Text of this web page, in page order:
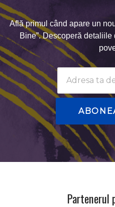
Află primul când apare un
Bine”. Descoperă
Subscribtion
Email
Partenerul